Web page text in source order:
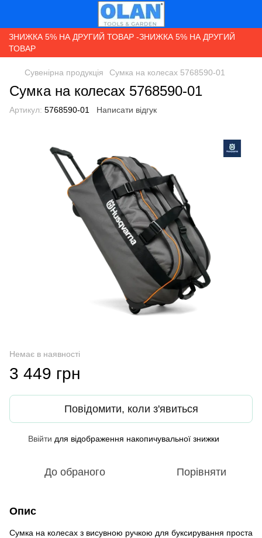
ЗНИЖКА 5% НА ДРУГИЙ ТОВАР -ЗНИЖКА 5% НА ДРУГИЙ
ТОВАР
Сувенірна продукція Сумка на колесах 5768590-01
Сумка на колесах 5768590-01
Артикул: 5768590-01 Написати відгук
Немає в наявності
3 449 грн
Повідомити, коли з'явиться
Ввійти для відображення накопичувальної знижки
До обраного Порівняти
Опис
Сумка на колесах з висувною ручкою для буксирування проста